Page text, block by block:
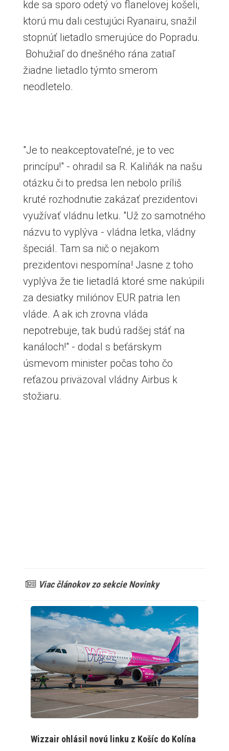
kde sa sporo odetý vo flanelovej košeli,
ktorú mu dali cestujúci Ryanairu, snažil
stopnúť lietadlo smerujúce do Popradu.
Bohužiaľ do dnešného rána zatiaľ
žiadne lietadlo týmto smerom
neodletelo.
"Je to neakceptovateľné, je to vec
princípu!" - ohradil sa R. Kaliňák na našu
otázku či to predsa len nebolo príliš
kruté rozhodnutie zakázať prezidentovi
využívať vládnu letku. "Už zo samotného
názvu to vyplýva - vládna letka, vládny
špeciál. Tam sa nič o nejakom
prezidentovi nespomína! Jasne z toho
vyplýva že tie lietadlá ktoré sme nakúpili
za desiatky miliónov EUR patria len
vláde. A ak ich zrovna vláda
nepotrebuje, tak budú radšej stáť na
kanáloch!" - dodal s beťárskym
úsmevom minister počas toho čo
reťazou priväzoval vládny Airbus k
stožiaru.
Viac článokov zo sekcie Novinky
Wizzair ohlásil novú linku z Košíc do Kolína